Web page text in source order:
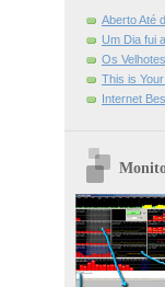
Aberto Até
Um Dia fui
Os
This is
Internet